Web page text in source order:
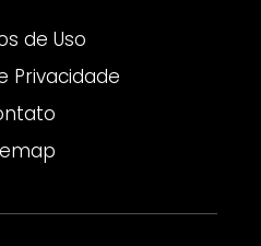
de Uso
Privacidade